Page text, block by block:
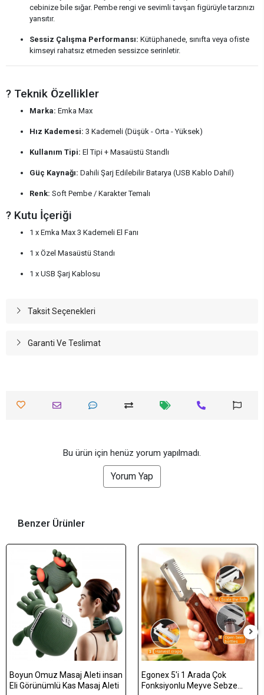
cebinize bile sığar. Pembe rengi ve sevimli tavşan figürüyle tarzınızı
yansıtır.
Sessiz Çalışma Performansı: Kütüphanede, sınıfta veya ofiste
kimseyi rahatsız etmeden sessizce serinletir.
?️ Teknik Özellikler
Marka: Emka Max
Hız Kademesi: 3 Kademeli (Düşük - Orta - Yüksek)
Kullanım Tipi: El Tipi + Masaüstü Standlı
Güç Kaynağı: Dahili Şarj Edilebilir Batarya (USB Kablo Dahil)
Renk: Soft Pembe / Karakter Temalı
? Kutu İçeriği
1 x Emka Max 3 Kademeli El Fanı
1 x Özel Masaüstü Standı
1 x USB Şarj Kablosu
Taksit Seçenekleri
Garanti Ve Teslimat
Bu ürün için henüz yorum yapılmadı.
Yorum Yap
Benzer Ürünler
Boyun Omuz Masaj Aleti insan
Eli Görünümlü Kas Masaj Aleti
Egonex 5'i 1 Arada Çok
Fonksiyonlu Meyve Sebze